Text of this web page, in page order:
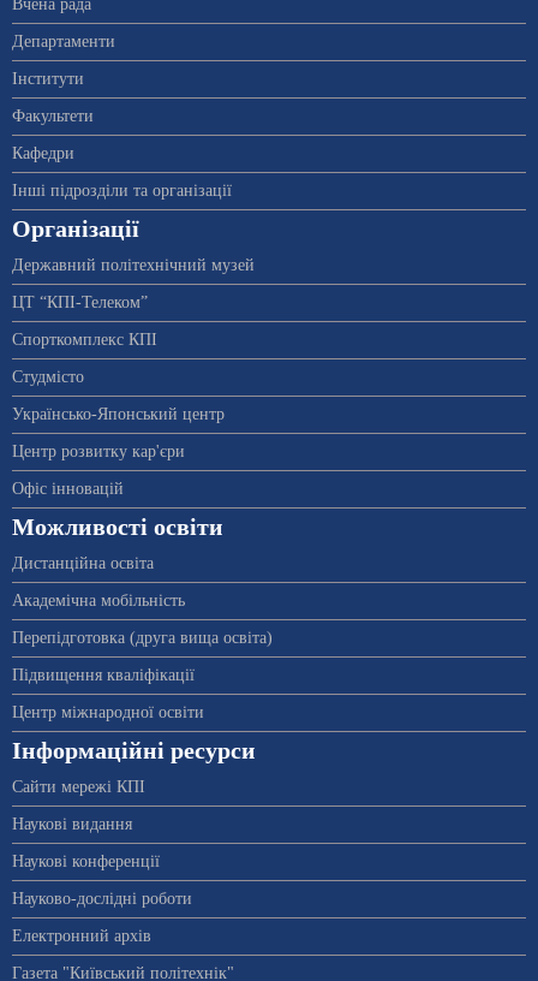
Вчена рада
Департаменти
Інститути
Факультети
Кафедри
Інші підрозділи та організації
Організації
Державний політехнічний музей
ЦТ “КПІ-Телеком”
Спорткомплекс КПІ
Студмісто
Українсько-Японський центр
Центр розвитку кар'єри
Офіс інновацій
Можливості освіти
Дистанційна освіта
Академічна мобільність
Перепідготовка (друга вища освіта)
Підвищення кваліфікації
Центр міжнародної освіти
Інформаційні ресурси
Сайти мережі КПІ
Наукові видання
Наукові конференції
Науково-дослідні роботи
Електронний архів
Газета "Київський політехнік"